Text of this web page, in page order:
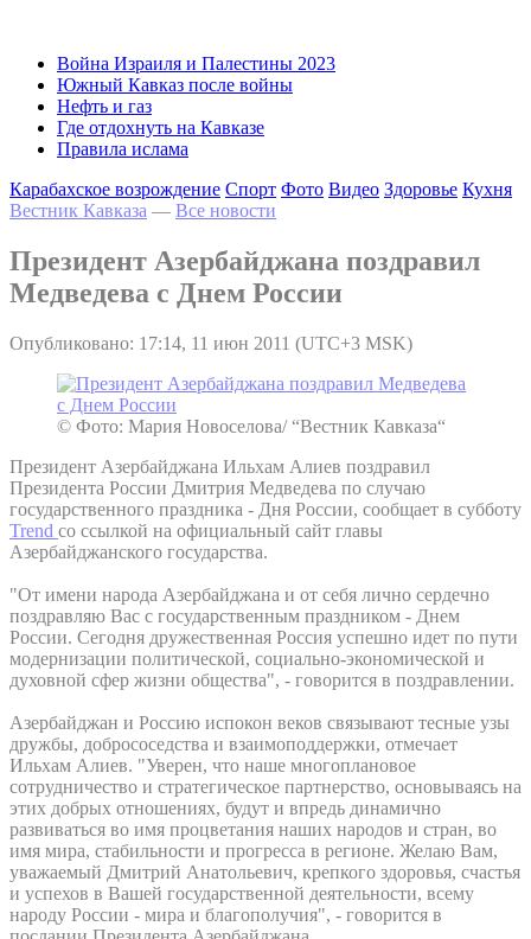
Война Израиля и Палестины 2023
Южный Кавказ после войны
Нефть и газ
Где отдохнуть на Кавказе
Правила ислама
Карабахское возрождение Спорт Фото Видео Здоровье Кухня
Вестник Кавказа — Все новости
Президент Азербайджана поздравил
Медведева с Днем России
Опубликовано: 17:14, 11 июн 2011 (UTC+3 MSK)
© Фото: Мария Новоселова/ “Вестник Кавказа“
Президент Азербайджана Ильхам Алиев поздравил
Президента России Дмитрия Медведева по случаю
государственного праздника - Дня России, сообщает в субботу
Trend со ссылкой на официальный сайт главы
Азербайджанского государства.
"От имени народа Азербайджана и от себя лично сердечно
поздравляю Вас с государственным праздником - Днем
России. Сегодня дружественная Россия успешно идет по пути
модернизации политической, социально-экономической и
духовной сфер жизни общества", - говорится в поздравлении.
Азербайджан и Россию испокон веков связывают тесные узы
дружбы, добрососедства и взаимоподдержки, отмечает
Ильхам Алиев. "Уверен, что наше многоплановое
сотрудничество и стратегическое партнерство, основываясь на
этих добрых отношениях, будут и впредь динамично
развиваться во имя процветания наших народов и стран, во
имя мира, стабильности и прогресса в регионе. Желаю Вам,
уважаемый Дмитрий Анатольевич, крепкого здоровья, счастья
и успехов в Вашей государственной деятельности, всему
народу России - мира и благополучия", - говорится в